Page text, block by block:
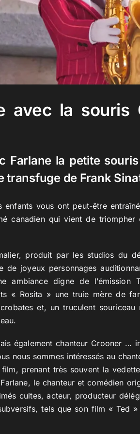
avec la souris
Farlane la petite
transfuge de Frank
enfants vous ont peut-être
canadien qui vient de
produit par les studios du
de joyeux personnages
ambiance digne de l’émission
« Rosita » une truie mère de
et, un truculent
également chanteur Crooner …
nous sommes intéressés au
prenant très souvent la
le chanteur et comédien
cultes, acteur, producteur
tels que son film « Ted »